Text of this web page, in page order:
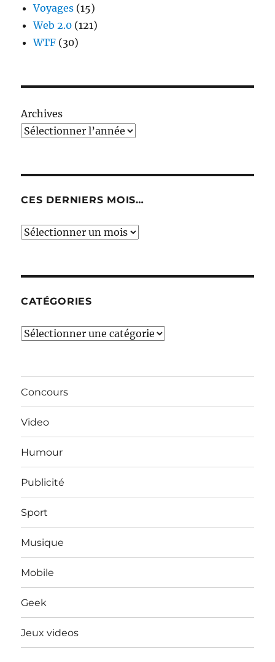
Voyages (15)
Web 2.0 (121)
WTF (30)
Archives
CES DERNIERS MOIS…
Ces
CATÉGORIES
Catégories
Concours
Video
Humour
Publicité
Sport
Musique
Mobile
Geek
Jeux videos